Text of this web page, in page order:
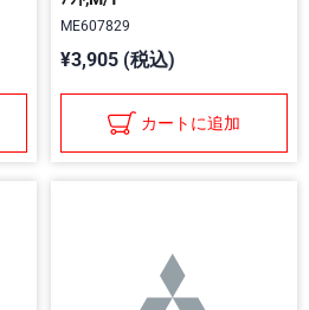
ME607829
¥3,905 (税込)
カートに追加